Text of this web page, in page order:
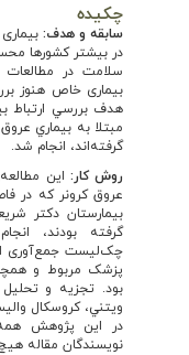
چکیده
سابقه و هدف:
در بيشتر کشورها
سلامت در مطالعات
بیماری خاص هنوز
هدف بررسي ارتباط
مبتلا به بيماري
گرفته‌اند، انجام شد.
روش کار: این
بیمارستان دکتر
گرفته بودند،
چک‌لیست جمع‌آوری
پزشک مربوط و
بود. تجزیه و تحلیل
ويتني، كروسكال
در این پژوهش
نویسندگان مقاله